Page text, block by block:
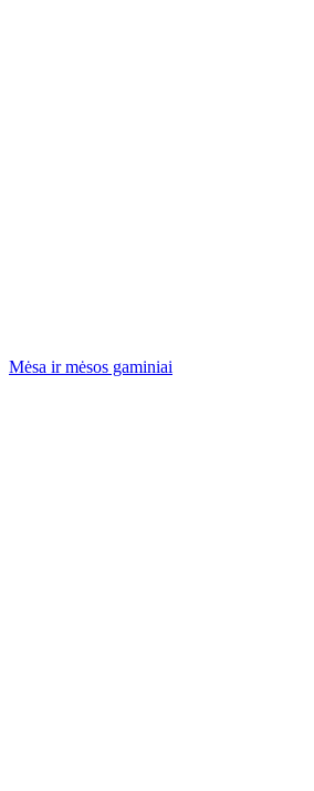
Mėsa ir mėsos gaminiai